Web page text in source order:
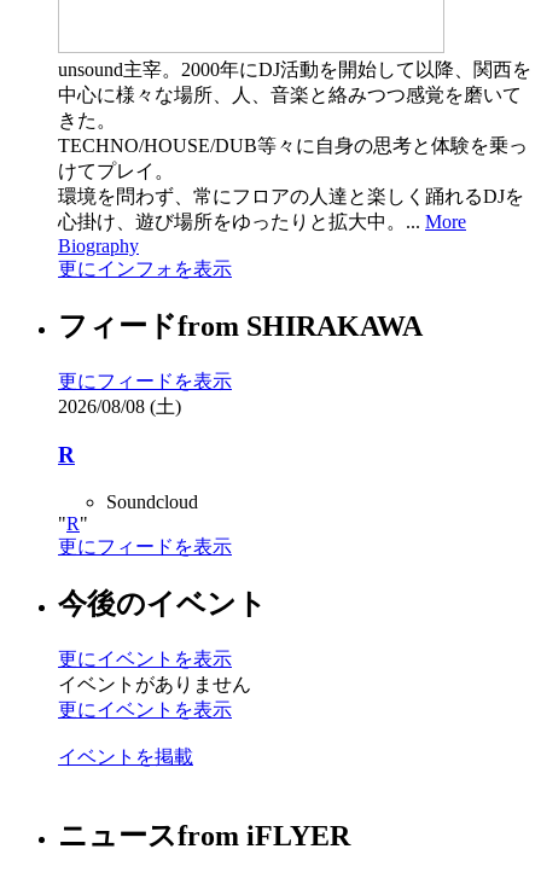
unsound主宰。2000年にDJ活動を開始して以降、関西を
中心に様々な場所、人、音楽と絡みつつ感覚を磨いて
きた。
TECHNO/HOUSE/DUB等々に自身の思考と体験を乗っ
けてプレイ。
環境を問わず、常にフロアの人達と楽しく踊れるDJを
心掛け、遊び場所をゆったりと拡大中。... More
Biography
更にインフォを表示
フィードfrom SHIRAKAWA
更にフィードを表示
2026/08/08 (土)
R
Soundcloud
R
更にフィードを表示
今後のイベント
更にイベントを表示
イベントがありません
更にイベントを表示
イベントを掲載
ニュースfrom iFLYER